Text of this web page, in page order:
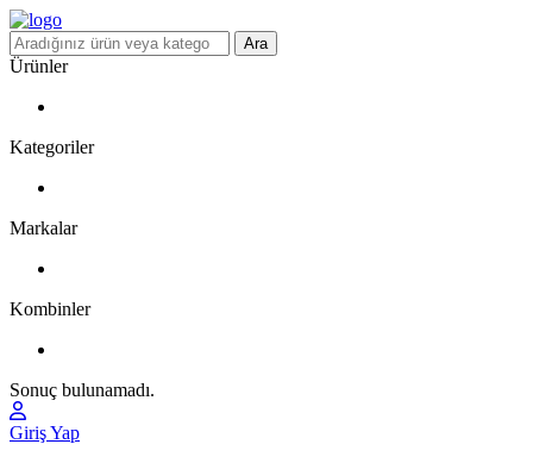
Ara
Ürünler
Kategoriler
Markalar
Kombinler
Sonuç bulunamadı.
Giriş Yap